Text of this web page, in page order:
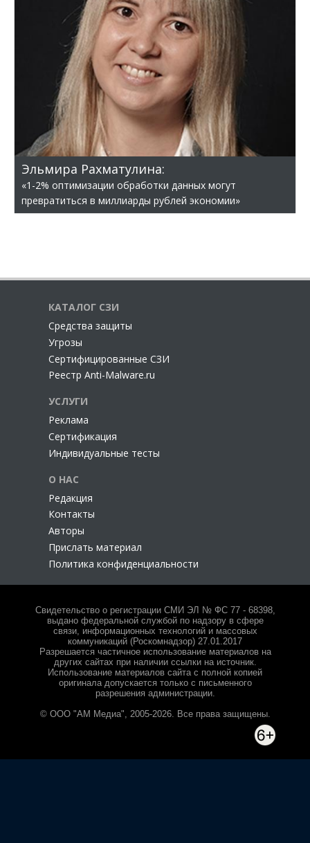
Эльмира Рахматулина:
«1-2% оптимизации обработки данных могут
превратиться в миллиарды рублей экономии»
КАТАЛОГ СЗИ
Cредства защиты
Угрозы
Сертифицированные СЗИ
Реестр Anti-Malware.ru
УСЛУГИ
Реклама
Сертификация
Индивидуальные тесты
О НАС
Редакция
Контакты
Авторы
Прислать материал
Политика конфиденциальности
Свидетельство о регистрации СМИ ЭЛ № ФС 77 - 68398,
выдано федеральной службой по надзору в сфере
связи, информационных технологий и массовых
коммуникаций (Роскомнадзор) 27.01.2017
Разрешается частичное использование материалов на
других сайтах при наличии ссылки на источник.
Использование материалов сайта с полной копией
оригинала допускается только с письменного
разрешения администрации.
© ООО "АМ Медиа", 2005-2026. Все права защищены.